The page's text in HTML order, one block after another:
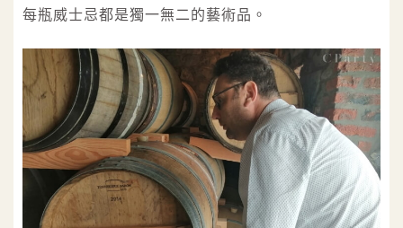
每瓶威士忌都是獨一無二的藝術品。